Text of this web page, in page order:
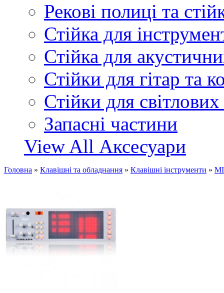
Рекові полиці та
Стійка для
Стійка для
Стійки для гітар та
Стійки для
Запасні частини
View All Аксесуари
Головна » Клавішні та обладнання » Клавішні інструменти »